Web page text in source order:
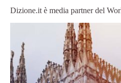
Dizione.it è media partner del